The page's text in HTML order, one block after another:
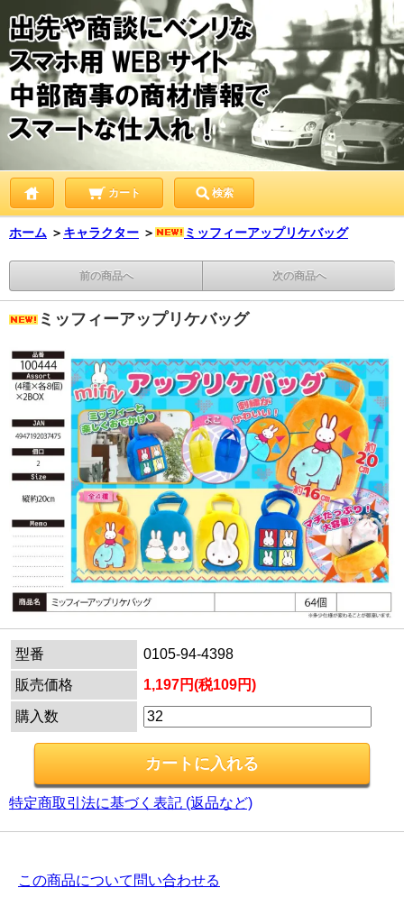
カート 検索
ホーム ＞ キャラクター ＞ ミッフィーアップリケバッグ
前の商品へ 次の商品へ
ミッフィーアップリケバッグ
型番
0105-94-4398
販売価格
1,197円(税109円)
購入数
特定商取引法に基づく表記 (返品など)
この商品について問い合わせる